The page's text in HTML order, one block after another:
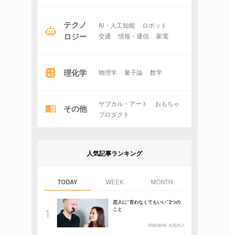
テクノ
ロジー
AI・人工知能
ロボット
交通
情報・通信 家電
理化学 物理学 量子論 数学
その他 サブカル・アート
おもちゃ
プロダクト
人気記事ランキング
TODAY WEEK MONTH
恋人に“言わなくてもいい”2つの
こと
2026/08/06 矢黒尚人